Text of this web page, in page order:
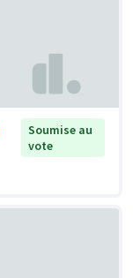
Soumise au
vote